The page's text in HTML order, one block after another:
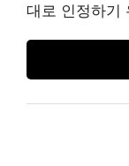
대로 인정하기